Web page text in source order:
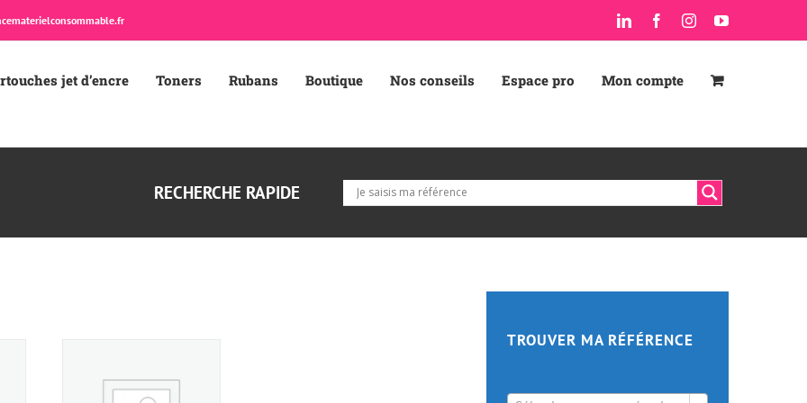
LinkedInFacebookInstagramYouTube
jet d’encre Toners Rubans Boutique Nos conseils Espace pro Mon compte
RECHERCHE RAPIDE
TROUVER MA RÉFÉRENCE